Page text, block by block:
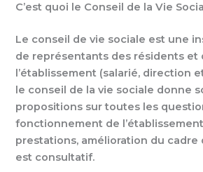
C’est quoi le Conseil de la Vie
Le conseil de vie sociale est une
de représentants des résidents et
l’établissement (salarié, direction
le conseil de la vie sociale donne
propositions sur toutes les
fonctionnement de
prestations, amélioration du cadre
est consultatif.